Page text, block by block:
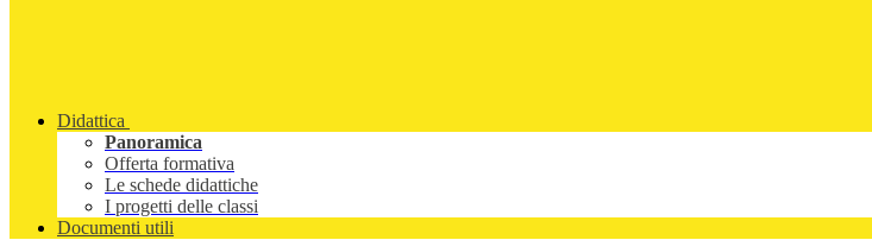
Didattica
Panoramica
Offerta formativa
Le schede didattiche
I progetti delle classi
Documenti utili